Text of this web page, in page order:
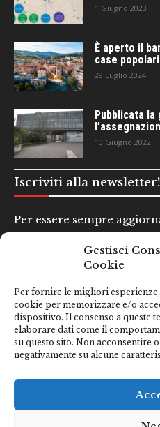
Gestisci
Cookie
Per fornire le migliori
cookie per memorizzare e/o
dispositivo. Il consenso a queste
elaborare dati come il
su questo sito. Non acconsentire
negativamente su alcune
1 Giugno 2023
È aperto il
case popolari
29 Luglio 2024
Pubblicata
10 Giugno 2022
Iscriviti alla newsletter!
Per essere sempre
Email*